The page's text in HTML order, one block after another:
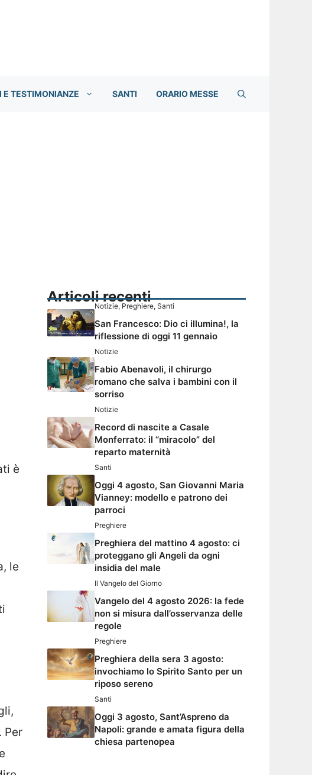
E TESTIMONIANZE SANTI ORARIO MESSE
è
le
Per
Articoli recenti
Notizie, Preghiere, Santi
San Francesco: Dio ci illumina!, la
riflessione di oggi 11 gennaio
Notizie
Fabio Abenavoli, il chirurgo
romano che salva i bambini con il
sorriso
Notizie
Record di nascite a Casale
Monferrato: il “miracolo” del
reparto maternità
Santi
Oggi 4 agosto, San Giovanni Maria
Vianney: modello e patrono dei
parroci
Preghiere
Preghiera del mattino 4 agosto: ci
proteggano gli Angeli da ogni
insidia del male
Il Vangelo del Giorno
Vangelo del 4 agosto 2026: la fede
non si misura dall’osservanza delle
regole
Preghiere
Preghiera della sera 3 agosto:
invochiamo lo Spirito Santo per un
riposo sereno
Santi
Oggi 3 agosto, Sant’Aspreno da
Napoli: grande e amata figura della
chiesa partenopea